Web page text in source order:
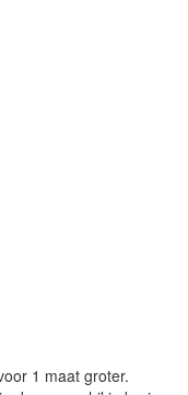
1 maat groter.